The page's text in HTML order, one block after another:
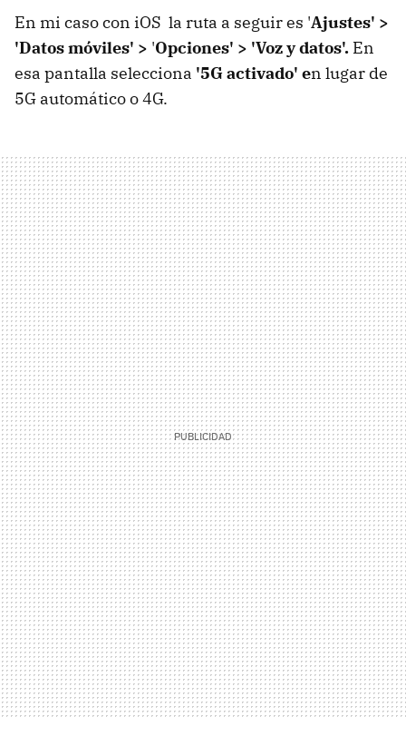
En mi caso con iOS la ruta a seguir es 'Ajustes' >
'Datos móviles' > 'Opciones' > 'Voz y datos'. En
esa pantalla selecciona '5G activado' en lugar de
5G automático o 4G.